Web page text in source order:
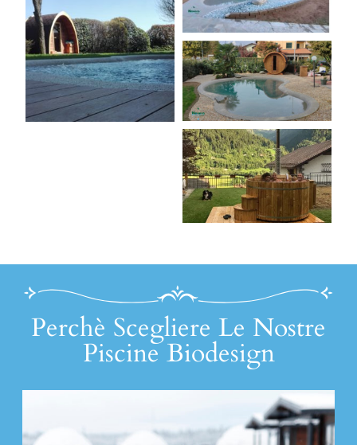
Perchè Scegliere Le Nostre
Piscine Biodesign